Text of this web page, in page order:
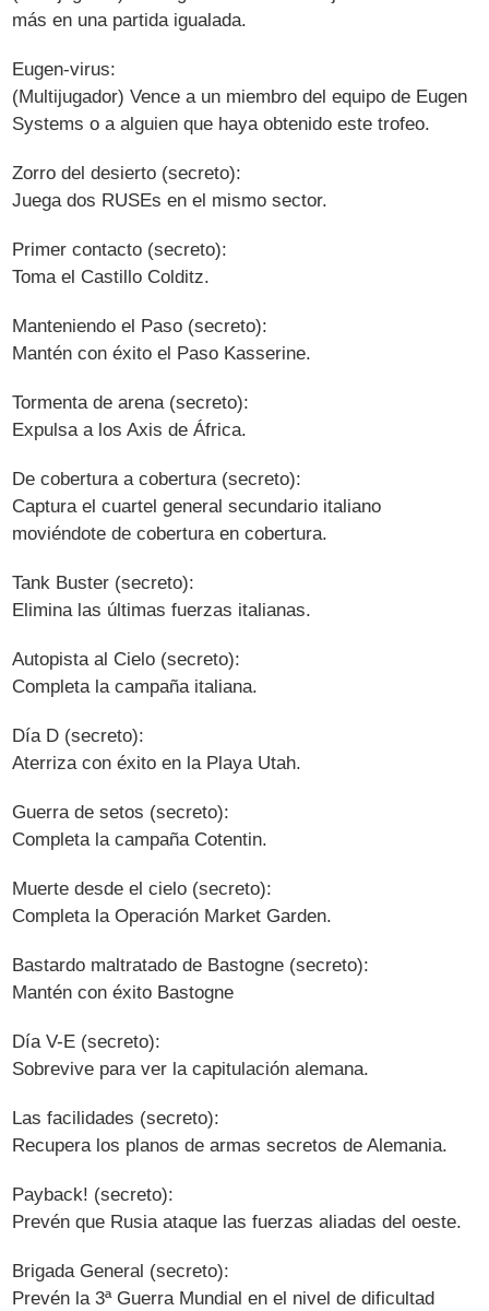
más en una partida igualada.
Eugen-virus:
(Multijugador) Vence a un miembro del equipo de Eugen
Systems o a alguien que haya obtenido este trofeo.
Zorro del desierto (secreto):
Juega dos RUSEs en el mismo sector.
Primer contacto (secreto):
Toma el Castillo Colditz.
Manteniendo el Paso (secreto):
Mantén con éxito el Paso Kasserine.
Tormenta de arena (secreto):
Expulsa a los Axis de África.
De cobertura a cobertura (secreto):
Captura el cuartel general secundario italiano
moviéndote de cobertura en cobertura.
Tank Buster (secreto):
Elimina las últimas fuerzas italianas.
Autopista al Cielo (secreto):
Completa la campaña italiana.
Día D (secreto):
Aterriza con éxito en la Playa Utah.
Guerra de setos (secreto):
Completa la campaña Cotentin.
Muerte desde el cielo (secreto):
Completa la Operación Market Garden.
Bastardo maltratado de Bastogne (secreto):
Mantén con éxito Bastogne
Día V-E (secreto):
Sobrevive para ver la capitulación alemana.
Las facilidades (secreto):
Recupera los planos de armas secretos de Alemania.
Payback! (secreto):
Prevén que Rusia ataque las fuerzas aliadas del oeste.
Brigada General (secreto):
Prevén la 3ª Guerra Mundial en el nivel de dificultad